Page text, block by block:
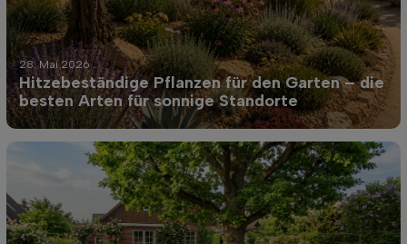
28. Mai 2026
Hitzebeständige Pflanzen für den Garten – die
besten Arten für sonnige Standorte